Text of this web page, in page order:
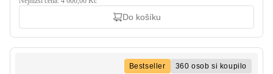
Do košíku
Bestseller 360 osob si koupilo